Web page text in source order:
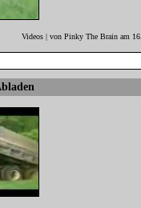
Videos | von Pinky The Brain am